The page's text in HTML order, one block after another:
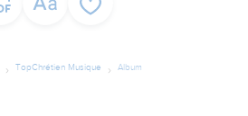
TopChrétien Musique Album